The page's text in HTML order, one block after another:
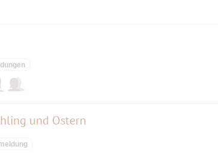
und Ostern